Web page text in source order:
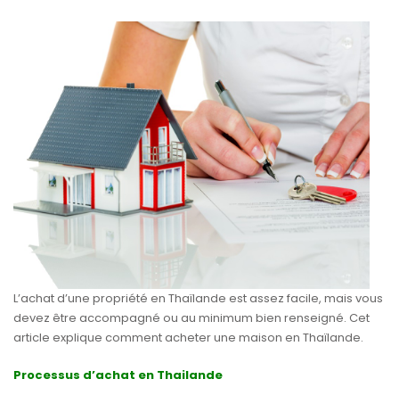
L’achat d’une propriété en Thaïlande est assez facile, mais vous
devez être accompagné ou au minimum bien renseigné. Cet
article explique comment acheter une maison en Thaïlande.
Processus d’achat en Thailande